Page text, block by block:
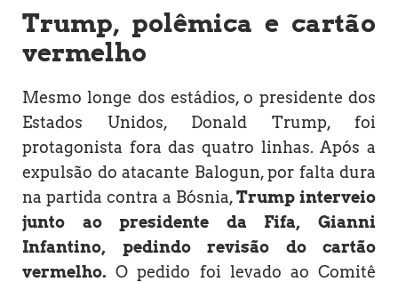
Trump, polêmica e cartão
vermelho
Mesmo longe dos estádios, o presidente dos
Estados Unidos, Donald Trump, foi
protagonista fora das quatro linhas. Após a
expulsão do atacante Balogun, por falta dura
na partida contra a Bósnia,Trump interveio
junto ao presidente da Fifa, Gianni
Infantino, pedindo revisão do cartão
vermelho. O pedido foi levado ao Comitê